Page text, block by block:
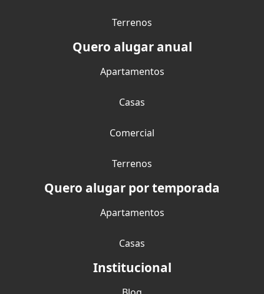
Terrenos
Quero alugar anual
Apartamentos
Casas
Comercial
Terrenos
Quero alugar por temporada
Apartamentos
Casas
Institucional